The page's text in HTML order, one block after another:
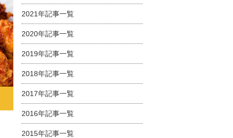
2021年記事一覧
2020年記事一覧
2019年記事一覧
2018年記事一覧
2017年記事一覧
2016年記事一覧
2015年記事一覧